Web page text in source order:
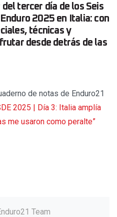
tercer día de los Seis
2025 en Italia: con
técnicas y
desde detrás de las
de notas de Enduro21
2025 | Día 3: Italia amplía
me usaron como peralte”
Team